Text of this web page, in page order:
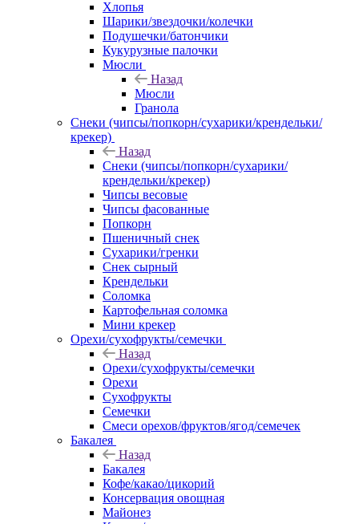
Хлопья
Шарики/звездочки/колечки
Подушечки/батончики
Кукурузные палочки
Мюсли
Назад
Мюсли
Гранола
Снеки (чипсы/попкорн/сухарики/крендельки/
крекер)
Назад
Снеки (чипсы/попкорн/сухарики/
крендельки/крекер)
Чипсы весовые
Чипсы фасованные
Попкорн
Пшеничный снек
Сухарики/гренки
Снек сырный
Крендельки
Соломка
Картофельная соломка
Мини крекер
Орехи/сухофрукты/семечки
Назад
Орехи/сухофрукты/семечки
Орехи
Сухофрукты
Семечки
Смеси орехов/фруктов/ягод/семечек
Бакалея
Назад
Бакалея
Кофе/какао/цикорий
Консервация овощная
Майонез